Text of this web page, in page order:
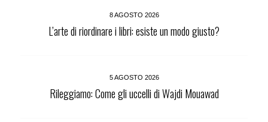
8 AGOSTO 2026
L’arte di riordinare i libri: esiste un modo giusto?
5 AGOSTO 2026
Rileggiamo: Come gli uccelli di Wajdi Mouawad